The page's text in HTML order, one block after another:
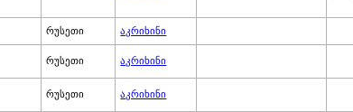
რუსეთი აკრიხინი
რუსეთი აკრიხინი
რუსეთი აკრიხინი